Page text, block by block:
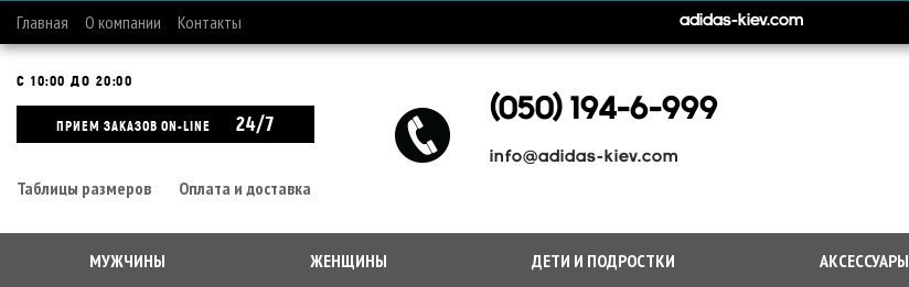
Главная О компании Контакты adidas-kiev.com
С 10:00 ДО 20:00
ПРИЕМ ЗАКАЗОВ ON-LINE 24/7
Таблицы размеров Оплата и доставка
(050) 194-6-999
info@adidas-kiev.com
МУЖЧИНЫ ЖЕНЩИНЫ ДЕТИ И ПОДРОСТКИ АКСЕССУАРЫ